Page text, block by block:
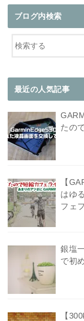
ブログ内検索
最近の人気記事
たの
【
はゆ
フェ
銀塩
で初
【